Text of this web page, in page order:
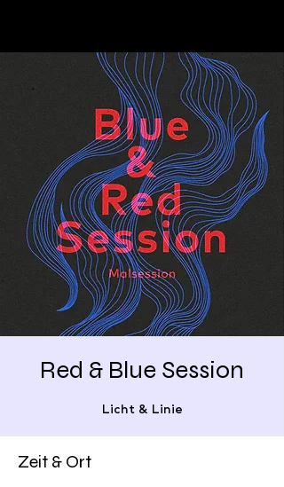
Red & Blue Session
Licht & Linie
Zeit & Ort